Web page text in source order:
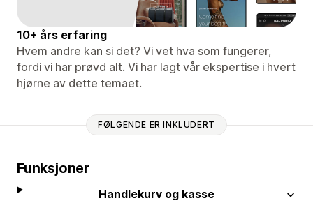
10+ års erfaring
Hvem andre kan si det? Vi vet hva som fungerer,
fordi vi har prøvd alt. Vi har lagt vår ekspertise i hvert
hjørne av dette temaet.
FØLGENDE ER INKLUDERT
Funksjoner
Handlekurv og kasse